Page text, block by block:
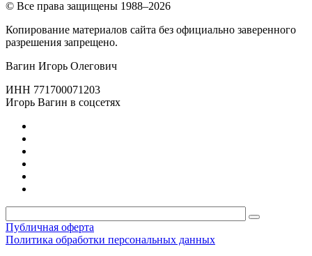
© Все права защищены 1988–2026
Копирование материалов сайта без официально заверенного
разрешения запрещено.
Вагин Игорь Олегович
ИНН 771700071203
Игорь Вагин в соцсетях
Публичная оферта
Политика обработки персональных данных